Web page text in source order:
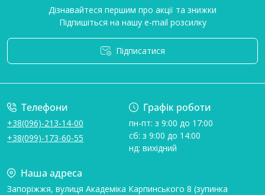
Дізнавайтеся першим про акції та знижки
Підпишіться на нашу e-mail розсилку
Підписатися
Телефони
+38(096)-213-14-00
+38(099)-173-60-55
Графік роботи
пн-пт: з 9:00 до 17:00
сб: з 9:00 до 14:00
нд: вихідний
Наша адреса
Запоріжжя, вулиця Академіка Карпинського 8 (зупинка